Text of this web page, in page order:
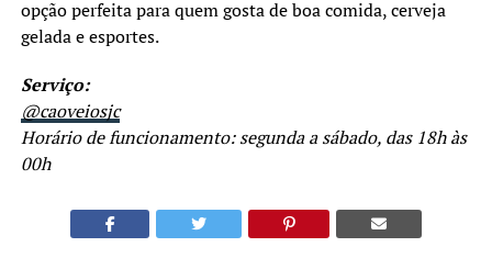
opção perfeita para quem gosta de boa comida, cerveja
gelada e esportes.
Serviço:
@caoveiosjc
Horário de funcionamento: segunda a sábado, das 18h às
00h